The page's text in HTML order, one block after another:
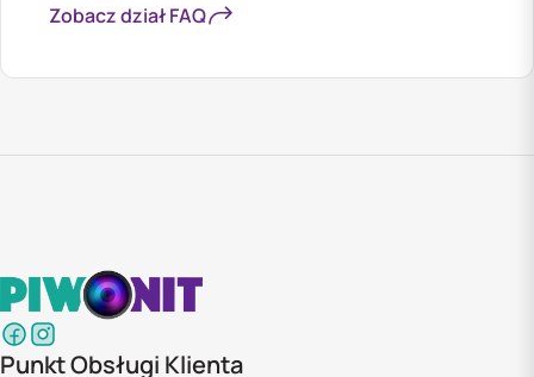
Zobacz dział FAQ
Punkt Obsługi Klienta